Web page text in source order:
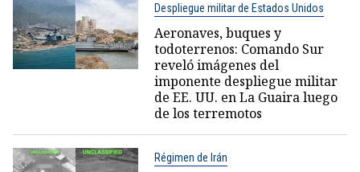
Despliegue militar de Estados Unidos
Aeronaves, buques y
todoterrenos: Comando Sur
reveló imágenes del
imponente despliegue militar
de EE. UU. en La Guaira luego
de los terremotos
Régimen de Irán